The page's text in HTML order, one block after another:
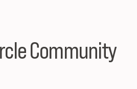
Community